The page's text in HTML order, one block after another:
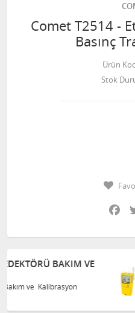
Comet T2514 -
Basınç
Ürün
Stok
TÜRKAK
KALIBRASYON
Türkak Akredite
Teknik Servis